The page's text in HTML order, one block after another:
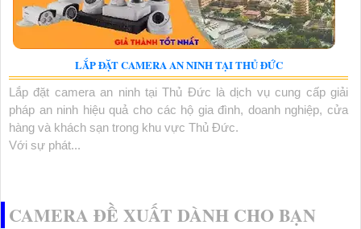
LẮP ĐẶT CAMERA AN NINH TẠI THỦ ĐỨC
Lắp đặt camera an ninh tại Thủ Đức là dịch vụ cung cấp giải
pháp an ninh hiệu quả cho các hộ gia đình, doanh nghiệp, cửa
hàng và khách sạn trong khu vực Thủ Đức.
Với sự phát...
CAMERA ĐỀ XUẤT DÀNH CHO BẠN